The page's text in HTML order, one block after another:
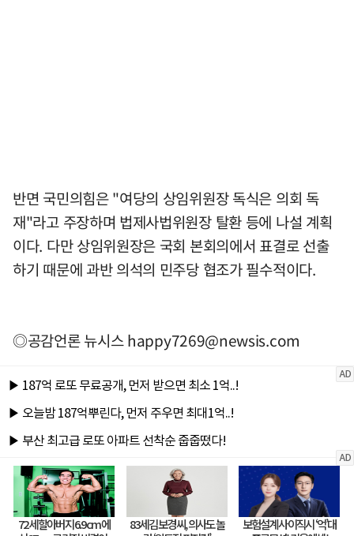
반면 국민의힘은 "여당의 상임위원장 독식은 의회 독
재"라고 주장하며 법제사법위원장 탈환 등에 나설 계획
이다. 다만 상임위원장은 국회 본회의에서 표결로 선출
하기 때문에 과반 의석의 민주당 협조가 필수적이다.
◎공감언론 뉴시스happy7269@newsis.com